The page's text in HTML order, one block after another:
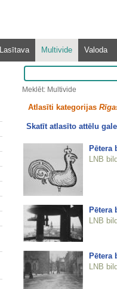
Lasītava Multivide Valoda
Meklēt: Multivide
Atlasīti kategorijas
Skatīt atlasīto attēlu
Pētera
LNB
Pētera
LNB
Pētera
LNB